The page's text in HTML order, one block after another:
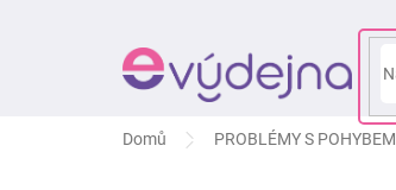
Domů PROBLÉMY S POHYBEM